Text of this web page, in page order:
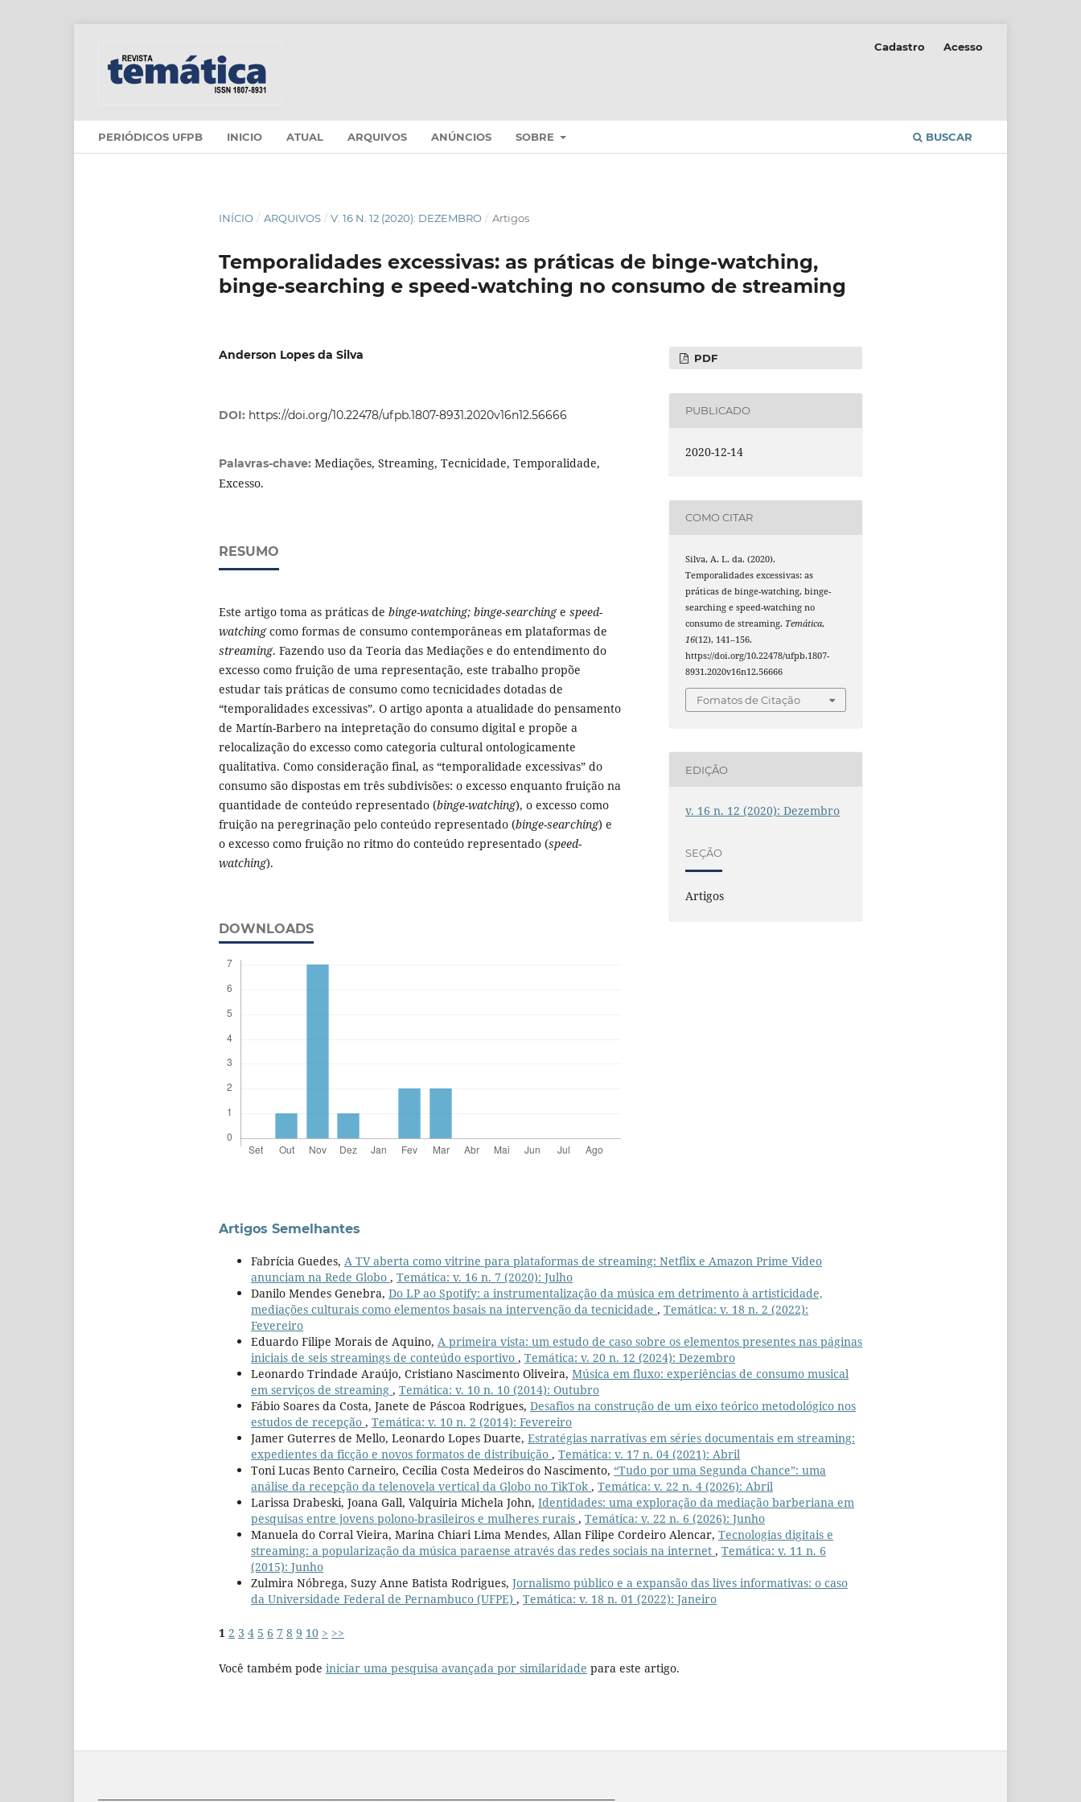
PERIÓDICOS UFPB INICIO ATUAL ARQUIVOS ANÚNCIOS SOBRE BUSCAR
Cadastro Acesso
INÍCIO / ARQUIVOS / V. 16 N. 12 (2020): DEZEMBRO / Artigos
Temporalidades excessivas: as práticas de binge-watching,
binge-searching e speed-watching no consumo de streaming
Anderson Lopes da Silva
DOI: https://doi.org/10.22478/ufpb.1807-8931.2020v16n12.56666
Palavras-chave: Mediações, Streaming, Tecnicidade, Temporalidade,
Excesso.
RESUMO
Este artigo toma as práticas de binge-watching; binge-searchinge speed-
watchingcomo formas de consumo contemporâneas em plataformas de
streaming. Fazendo uso da Teoria das Mediações e do entendimento do
excesso como fruição de uma representação, este trabalho propõe
estudar tais práticas de consumo como tecnicidades dotadas de
“temporalidades excessivas”. O artigo aponta a atualidade do pensamento
de Martín-Barbero na intepretação do consumo digital e propõe a
relocalização do excesso como categoria cultural ontologicamente
qualitativa. Como consideração final, as “temporalidade excessivas” do
consumo são dispostas em três subdivisões: o excesso enquanto fruição na
quantidade de conteúdo representado (binge-watching), o excesso como
fruição na peregrinação pelo conteúdo representado (binge-searching) e
o excesso como fruição no ritmo do conteúdo representado (speed-
watching).
DOWNLOADS
PDF
PUBLICADO
2020-12-14
COMO CITAR
Silva, A. L. da. (2020).
Temporalidades excessivas: as
práticas de binge-watching, binge-
searching e speed-watching no
consumo de streaming. Temática,
16(12), 141–156.
https://doi.org/10.22478/ufpb.1807-
8931.2020v16n12.56666
Fomatos de Citação
EDIÇÃO
v. 16 n. 12 (2020): Dezembro
SEÇÃO
Artigos
Artigos Semelhantes
Fabrícia Guedes, A TV aberta como vitrine para plataformas de streaming: Netflix e Amazon Prime Video
anunciam na Rede Globo , Temática: v. 16 n. 7 (2020): Julho
Danilo Mendes Genebra, Do LP ao Spotify: a instrumentalização da música em detrimento à artisticidade,
mediações culturais como elementos basais na intervenção da tecnicidade , Temática: v. 18 n. 2 (2022):
Fevereiro
Eduardo Filipe Morais de Aquino, A primeira vista: um estudo de caso sobre os elementos presentes nas páginas
iniciais de seis streamings de conteúdo esportivo , Temática: v. 20 n. 12 (2024): Dezembro
Leonardo Trindade Araújo, Cristiano Nascimento Oliveira, Música em fluxo: experiências de consumo musical
em serviços de streaming , Temática: v. 10 n. 10 (2014): Outubro
Fábio Soares da Costa, Janete de Páscoa Rodrigues, Desafios na construção de um eixo teórico metodológico nos
estudos de recepção , Temática: v. 10 n. 2 (2014): Fevereiro
Jamer Guterres de Mello, Leonardo Lopes Duarte, Estratégias narrativas em séries documentais em streaming:
expedientes da ficção e novos formatos de distribuição , Temática: v. 17 n. 04 (2021): Abril
Toni Lucas Bento Carneiro, Cecília Costa Medeiros do Nascimento, “Tudo por uma Segunda Chance”: uma
análise da recepção da telenovela vertical da Globo no TikTok , Temática: v. 22 n. 4 (2026): Abril
Larissa Drabeski, Joana Gall, Valquiria Michela John, Identidades: uma exploração da mediação barberiana em
pesquisas entre jovens polono-brasileiros e mulheres rurais , Temática: v. 22 n. 6 (2026): Junho
Manuela do Corral Vieira, Marina Chiari Lima Mendes, Allan Filipe Cordeiro Alencar, Tecnologias digitais e
streaming: a popularização da música paraense através das redes sociais na internet , Temática: v. 11 n. 6
(2015): Junho
Zulmira Nóbrega, Suzy Anne Batista Rodrigues, Jornalismo público e a expansão das lives informativas: o caso
da Universidade Federal de Pernambuco (UFPE) , Temática: v. 18 n. 01 (2022): Janeiro
1 2 3 4 5 6 7 8 9 10 > >>
Você também pode iniciar uma pesquisa avançada por similaridade para este artigo.